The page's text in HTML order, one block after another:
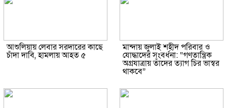
আশুলিয়ায় লেবার সরদারের কাছে
চাঁদা দাবি, হামলায় আহত ৫
মান্দায় জুলাই শহীদ পরিবার ও
যোদ্ধাদের সংবর্ধনা: “গণতান্ত্রিক
অগ্রযাত্রায় তাঁদের ত্যাগ চির ভাস্বর
থাকবে”